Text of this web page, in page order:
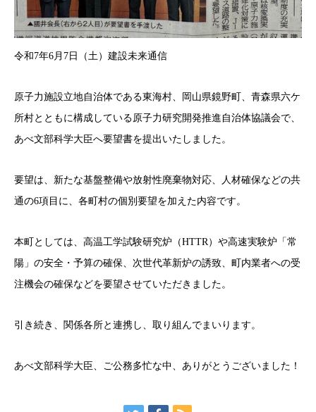
令和7年6月7日（土）建設未来通信
原子力施設立地自治体である東海村、岡山県鏡野町、青森県六ケ
所村とともに構成している原子力研究開発推進自治体協議会で、
あべ文部科学大臣へ要望書を提出いたしました。
要望は、新たな基盤整備や放射性廃棄物対応、人材確保などの共
通の6項目に、各町村の個別要望を加えた内容です。
本町としては、高温工学試験研究炉（HTTR）や高速実験炉「常
陽」の安全・予算の確保、次世代革新炉の誘致、町内業者への受
注機会の確保などを要望させていただきました。
引き続き、関係各所と連携し、取り組んでまいります。
あべ文部科学大臣、ご公務多忙な中、ありがとうございました！